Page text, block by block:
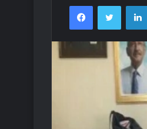
FacebookTwitter